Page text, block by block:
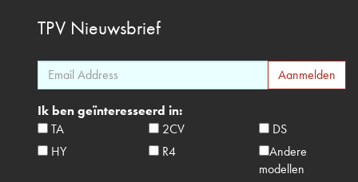
TPV Nieuwsbrief
Ik ben geïnteresseerd in:
TA
2CV
DS
HY
R4
Andere
modellen